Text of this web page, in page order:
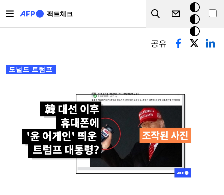
팩트체크
Search
크
모
드
기본탭
도널드 트럼프
공유